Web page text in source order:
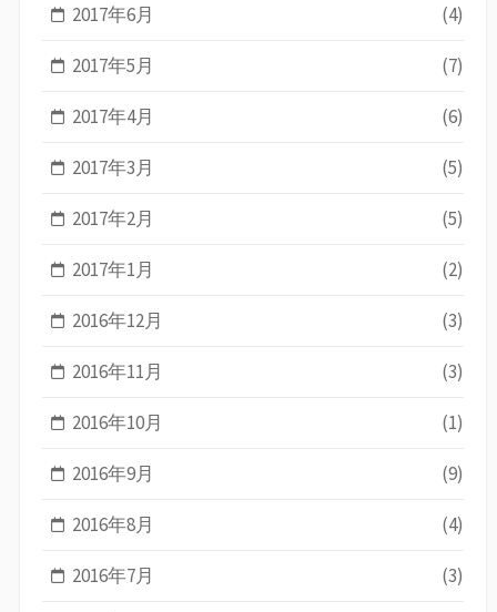
2017年6月 (4)
2017年5月 (7)
2017年4月 (6)
2017年3月 (5)
2017年2月 (5)
2017年1月 (2)
2016年12月 (3)
2016年11月 (3)
2016年10月 (1)
2016年9月 (9)
2016年8月 (4)
2016年7月 (3)